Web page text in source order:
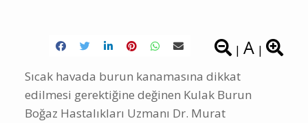
| A |
Sıcak havada burun kanamasına dikkat
edilmesi gerektiğine değinen Kulak Burun
Boğaz Hastalıkları Uzmanı Dr. Murat